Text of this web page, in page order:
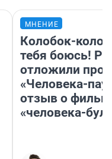
МНЕНИЕ
Колобок-
тебя боюсь!
отложили
«Человека-
отзыв о
«человека-